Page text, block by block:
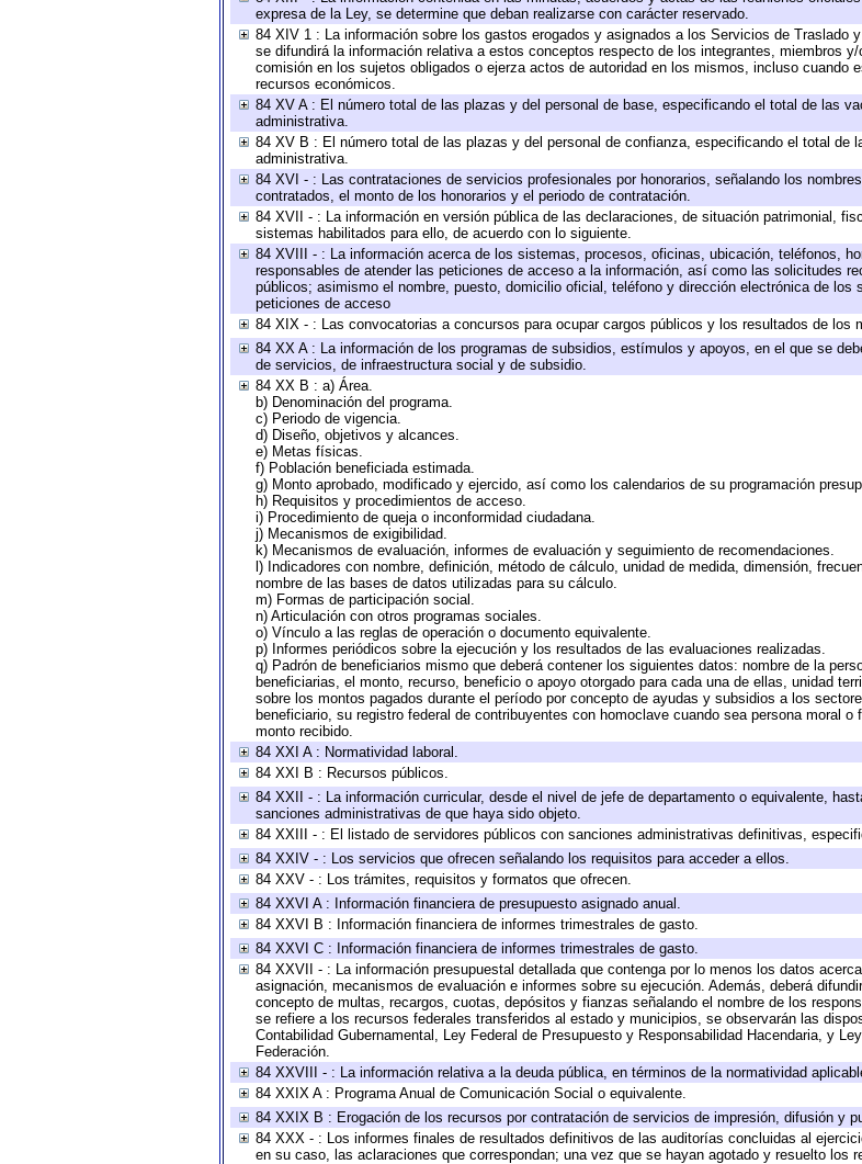
expresa de la Ley, se determine que deban realizarse con carácter reservado.
84 XIV 1 : La información sobre los gastos erogados y asignados a los Servicios de Traslado
se difundirá la información relativa a estos conceptos respecto de los integrantes, miembros
comisión en los sujetos obligados o ejerza actos de autoridad en los mismos, incluso cuando
recursos económicos.
84 XV A : El número total de las plazas y del personal de base, especificando el total de las
administrativa.
84 XV B : El número total de las plazas y del personal de confianza, especificando el total de
administrativa.
84 XVI - : Las contrataciones de servicios profesionales por honorarios, señalando los
contratados, el monto de los honorarios y el periodo de contratación.
84 XVII - : La información en versión pública de las declaraciones, de situación patrimonial,
sistemas habilitados para ello, de acuerdo con lo siguiente.
84 XVIII - : La información acerca de los sistemas, procesos, oficinas, ubicación, teléfonos,
responsables de atender las peticiones de acceso a la información, así como las solicitudes
públicos; asimismo el nombre, puesto, domicilio oficial, teléfono y dirección electrónica de los
peticiones de acceso
84 XIX - : Las convocatorias a concursos para ocupar cargos públicos y los resultados de los
84 XX A : La información de los programas de subsidios, estímulos y apoyos, en el que se
de servicios, de infraestructura social y de subsidio.
84 XX B : a) Área.
b) Denominación del programa.
c) Periodo de vigencia.
d) Diseño, objetivos y alcances.
e) Metas físicas.
f) Población beneficiada estimada.
g) Monto aprobado, modificado y ejercido, así como los calendarios de su programación
h) Requisitos y procedimientos de acceso.
i) Procedimiento de queja o inconformidad ciudadana.
j) Mecanismos de exigibilidad.
k) Mecanismos de evaluación, informes de evaluación y seguimiento de recomendaciones.
l) Indicadores con nombre, definición, método de cálculo, unidad de medida, dimensión,
nombre de las bases de datos utilizadas para su cálculo.
m) Formas de participación social.
n) Articulación con otros programas sociales.
o) Vínculo a las reglas de operación o documento equivalente.
p) Informes periódicos sobre la ejecución y los resultados de las evaluaciones realizadas.
q) Padrón de beneficiarios mismo que deberá contener los siguientes datos: nombre de la
beneficiarias, el monto, recurso, beneficio o apoyo otorgado para cada una de ellas, unidad
sobre los montos pagados durante el período por concepto de ayudas y subsidios a los
beneficiario, su registro federal de contribuyentes con homoclave cuando sea persona moral
monto recibido.
84 XXI A : Normatividad laboral.
84 XXI B : Recursos públicos.
84 XXII - : La información curricular, desde el nivel de jefe de departamento o equivalente,
sanciones administrativas de que haya sido objeto.
84 XXIII - : El listado de servidores públicos con sanciones administrativas definitivas,
84 XXIV - : Los servicios que ofrecen señalando los requisitos para acceder a ellos.
84 XXV - : Los trámites, requisitos y formatos que ofrecen.
84 XXVI A : Información financiera de presupuesto asignado anual.
84 XXVI B : Información financiera de informes trimestrales de gasto.
84 XXVI C : Información financiera de informes trimestrales de gasto.
84 XXVII - : La información presupuestal detallada que contenga por lo menos los datos
asignación, mecanismos de evaluación e informes sobre su ejecución. Además, deberá
concepto de multas, recargos, cuotas, depósitos y fianzas señalando el nombre de los
se refiere a los recursos federales transferidos al estado y municipios, se observarán las
Contabilidad Gubernamental, Ley Federal de Presupuesto y Responsabilidad Hacendaria, y
Federación.
84 XXVIII - : La información relativa a la deuda pública, en términos de la normatividad
84 XXIX A : Programa Anual de Comunicación Social o equivalente.
84 XXIX B : Erogación de los recursos por contratación de servicios de impresión, difusión y
84 XXX - : Los informes finales de resultados definitivos de las auditorías concluidas al
en su caso, las aclaraciones que correspondan; una vez que se hayan agotado y resuelto los